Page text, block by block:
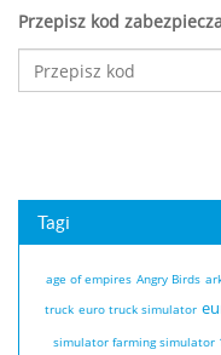
Przepisz kod
Tagi
age of empires Angry Birds
truck euro truck simulator
simulator farming simulator